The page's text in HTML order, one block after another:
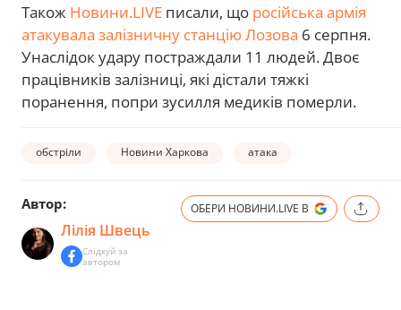
Також Новини.LIVE писали, що російська армія
атакувала залізничну станцію Лозова 6 серпня.
Унаслідок удару постраждали 11 людей. Двоє
працівників залізниці, які дістали тяжкі
поранення, попри зусилля медиків померли.
обстріли Новини Харкова атака
Автор:
Лілія Швець
Слідкуй за
автором
ОБЕРИ НОВИНИ.LIVE В